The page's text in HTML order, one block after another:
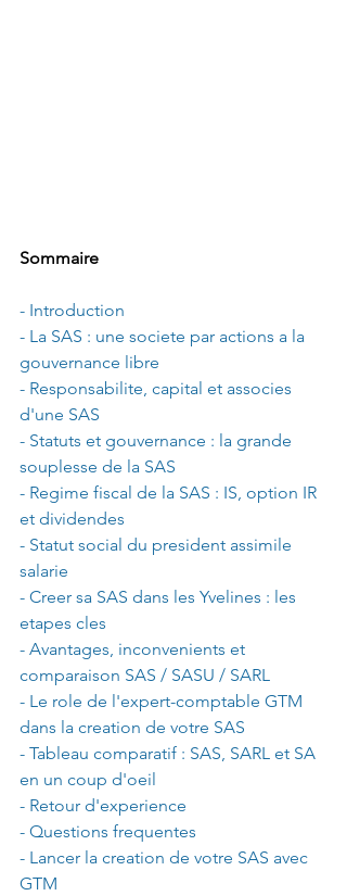
Sommaire
- Introduction
- La SAS : une societe par actions a la
gouvernance libre
- Responsabilite, capital et associes
d'une SAS
- Statuts et gouvernance : la grande
souplesse de la SAS
- Regime fiscal de la SAS : IS, option IR
et dividendes
- Statut social du president assimile
salarie
- Creer sa SAS dans les Yvelines : les
etapes cles
- Avantages, inconvenients et
comparaison SAS / SASU / SARL
- Le role de l'expert-comptable GTM
dans la creation de votre SAS
- Tableau comparatif : SAS, SARL et SA
en un coup d'oeil
- Retour d'experience
- Questions frequentes
- Lancer la creation de votre SAS avec
GTM